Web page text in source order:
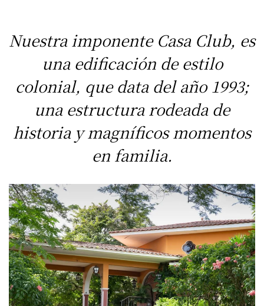
Nuestra imponente Casa Club, es
una edificación de estilo
colonial, que data del año 1993;
una estructura rodeada de
historia y magníficos momentos
en familia.